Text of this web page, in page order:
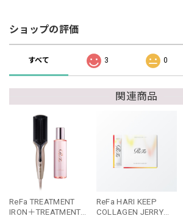
ショップの評価
すべて 3 0
関連商品
ReFa TREATMENT
IRON＋TREATMENT
ReFa HARI KEEP
COLLAGEN JERRY